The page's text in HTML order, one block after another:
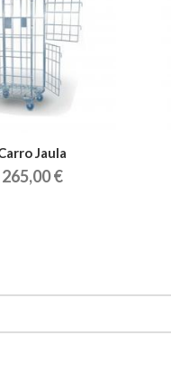
Jaula
265,00 €